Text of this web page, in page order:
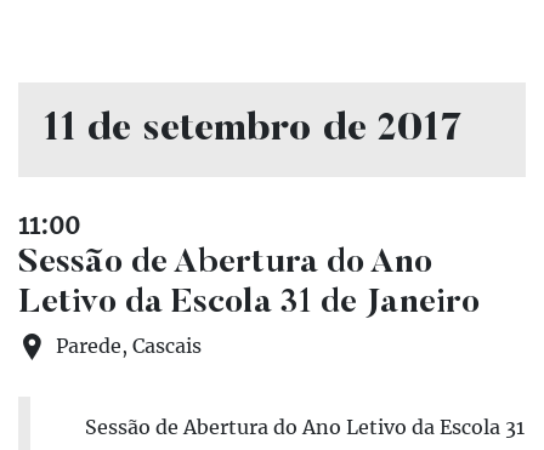
11 de setembro de 2017
11:00
Sessão de Abertura do Ano
Letivo da Escola 31 de Janeiro
Parede, Cascais
Sessão de Abertura do Ano Letivo da Escola 31